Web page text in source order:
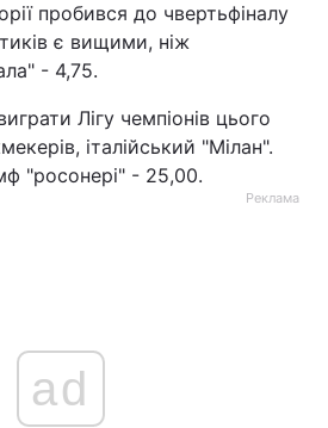
пробився до чвертьфіналу
є вищими, ніж
- 4,75.
Лігу чемпіонів цього
італійський "Мілан".
"росонері" - 25,00.
Реклама
ad